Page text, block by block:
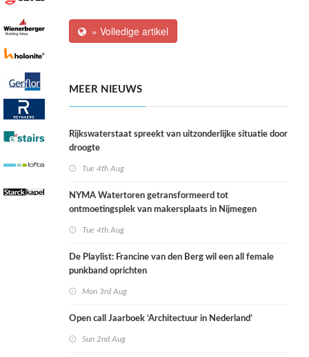
» Volledige artikel
MEER NIEUWS
Rijkswaterstaat spreekt van uitzonderlijke situatie door
droogte
Tue 4th Aug
NYMA Watertoren getransformeerd tot
ontmoetingsplek van makersplaats in Nijmegen
Tue 4th Aug
De Playlist: Francine van den Berg wil een all female
punkband oprichten
Mon 3rd Aug
Open call Jaarboek ‘Architectuur in Nederland’
Sun 2nd Aug